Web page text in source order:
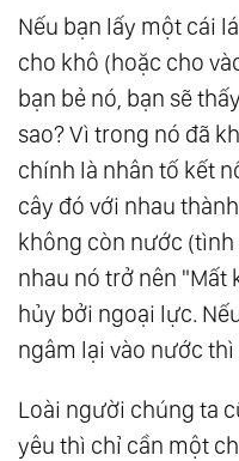
55.Thay Đổi Bản
56.Góc Nhìn
57.Thông Tin Là
58.Làm Chủ Bản
59.Nhất Ngôn, Tất
60.Satan Chính Là
61.Trí Tuệ Là Một
62. Tu Tâm, Sửa
63.Tiến Hoá
64. Tình Yêu Thì
Biệt Chưa Bao Giờ
65.Cốt Lõi Của
Nếu bạn lấy một cái
cho khô (hoặc cho
bạn bẻ nó, bạn sẽ
sao? Vì trong nó đã
chính là nhân tố kết
cây đó với nhau
không còn nước (tình
nhau nó trở nên "Mất
hủy bởi ngoại lực.
ngâm lại vào nước
Loài người chúng ta
yêu thì chỉ cần một